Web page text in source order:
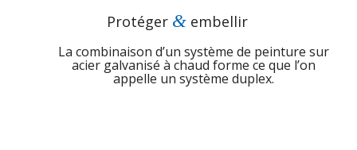
Protéger & embellir
La combinaison d’un système de peinture sur
acier galvanisé à chaud forme ce que l’on
appelle un système duplex.